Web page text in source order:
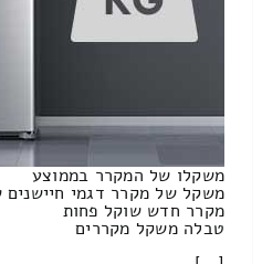
משקלו של המקרר בממוצע
משקל של מקרר דגמי חיישנים
מקרר חדש שוקל פחות
טבלה משקל מקררים